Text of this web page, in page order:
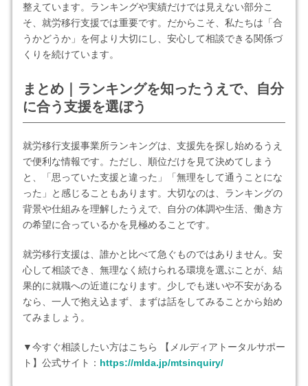
整えています。ランキングや実績だけでは見えない部分こ
そ、就労移行支援では重要です。だからこそ、私たちは「合
うかどうか」を何より大切にし、安心して相談できる関係づ
くりを続けています。
まとめ｜ランキングを知ったうえで、自分
に合う支援を選ぼう
就労移行支援事業所ランキングは、支援先を探し始めるうえ
で便利な情報です。ただし、順位だけを見て決めてしまう
と、「思っていた支援と違った」「無理をして通うことにな
った」と感じることもあります。大切なのは、ランキングの
背景や仕組みを理解したうえで、自分の体調や生活、働き方
の希望に合っているかを見極めることです。
就労移行支援は、誰かと比べて急ぐものではありません。安
心して相談でき、無理なく続けられる環境を選ぶことが、結
果的に就職への近道になります。少しでも迷いや不安がある
なら、一人で抱え込まず、まずは話をしてみることから始め
てみましょう。
▼今すぐ相談したい方はこちら 【メルディアトータルサポー
ト】公式サイト： https://mlda.jp/mtsinquiry/